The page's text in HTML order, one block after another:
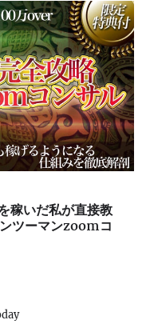
稼いだ私が直接教
ツーマンzoomコ